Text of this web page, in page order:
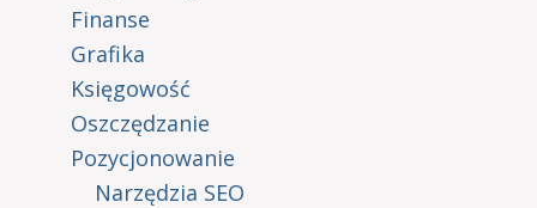
Finanse
Grafika
Księgowość
Oszczędzanie
Pozycjonowanie
Narzędzia SEO